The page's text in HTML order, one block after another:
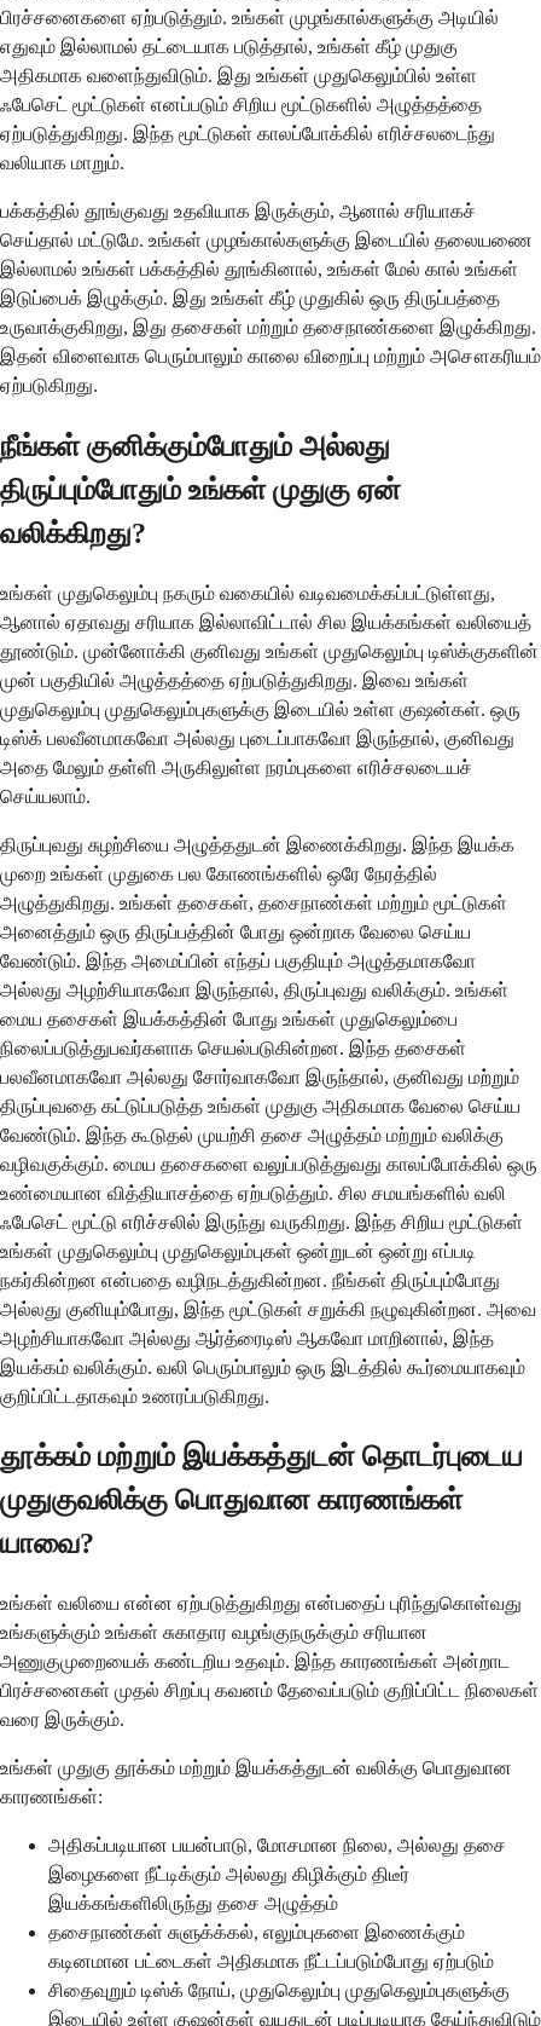
பிரச்சனைகளை ஏற்படுத்தும். உங்கள் முழங்கால்களுக்கு அடியில்
எதுவும் இல்லாமல் தட்டையாக படுத்தால், உங்கள் கீழ் முதுகு
அதிகமாக வளைந்துவிடும். இது உங்கள் முதுகெலும்பில் உள்ள
ஃபேசெட் மூட்டுகள் எனப்படும் சிறிய மூட்டுகளில் அழுத்தத்தை
ஏற்படுத்துகிறது. இந்த மூட்டுகள் காலப்போக்கில் எரிச்சலடைந்து
வலியாக மாறும்.
பக்கத்தில் தூங்குவது உதவியாக இருக்கும், ஆனால் சரியாகச்
செய்தால் மட்டுமே. உங்கள் முழங்கால்களுக்கு இடையில் தலையணை
இல்லாமல் உங்கள் பக்கத்தில் தூங்கினால், உங்கள் மேல் கால் உங்கள்
இடுப்பைக் இழுக்கும். இது உங்கள் கீழ் முதுகில் ஒரு திருப்பத்தை
உருவாக்குகிறது, இது தசைகள் மற்றும் தசைநாண்களை இழுக்கிறது.
இதன் விளைவாக பெரும்பாலும் காலை விறைப்பு மற்றும் அசௌகரியம்
ஏற்படுகிறது.
நீங்கள் குனிக்கும்போதும் அல்லது
திருப்பும்போதும் உங்கள் முதுகு ஏன்
வலிக்கிறது?
உங்கள் முதுகெலும்பு நகரும் வகையில் வடிவமைக்கப்பட்டுள்ளது,
ஆனால் ஏதாவது சரியாக இல்லாவிட்டால் சில இயக்கங்கள் வலியைத்
தூண்டும். முன்னோக்கி குனிவது உங்கள் முதுகெலும்பு டிஸ்க்குகளின்
முன் பகுதியில் அழுத்தத்தை ஏற்படுத்துகிறது. இவை உங்கள்
முதுகெலும்பு முதுகெலும்புகளுக்கு இடையில் உள்ள குஷன்கள். ஒரு
டிஸ்க் பலவீனமாகவோ அல்லது புடைப்பாகவோ இருந்தால், குனிவது
அதை மேலும் தள்ளி அருகிலுள்ள நரம்புகளை எரிச்சலடையச்
செய்யலாம்.
திருப்புவது சுழற்சியை அழுத்ததுடன் இணைக்கிறது. இந்த இயக்க
முறை உங்கள் முதுகை பல கோணங்களில் ஒரே நேரத்தில்
அழுத்துகிறது. உங்கள் தசைகள், தசைநாண்கள் மற்றும் மூட்டுகள்
அனைத்தும் ஒரு திருப்பத்தின் போது ஒன்றாக வேலை செய்ய
வேண்டும். இந்த அமைப்பின் எந்தப் பகுதியும் அழுத்தமாகவோ
அல்லது அழற்சியாகவோ இருந்தால், திருப்புவது வலிக்கும். உங்கள்
மைய தசைகள் இயக்கத்தின் போது உங்கள் முதுகெலும்பை
நிலைப்படுத்துபவர்களாக செயல்படுகின்றன. இந்த தசைகள்
பலவீனமாகவோ அல்லது சோர்வாகவோ இருந்தால், குனிவது மற்றும்
திருப்புவதை கட்டுப்படுத்த உங்கள் முதுகு அதிகமாக வேலை செய்ய
வேண்டும். இந்த கூடுதல் முயற்சி தசை அழுத்தம் மற்றும் வலிக்கு
வழிவகுக்கும். மைய தசைகளை வலுப்படுத்துவது காலப்போக்கில் ஒரு
உண்மையான வித்தியாசத்தை ஏற்படுத்தும். சில சமயங்களில் வலி
ஃபேசெட் மூட்டு எரிச்சலில் இருந்து வருகிறது. இந்த சிறிய மூட்டுகள்
உங்கள் முதுகெலும்பு முதுகெலும்புகள் ஒன்றுடன் ஒன்று எப்படி
நகர்கின்றன என்பதை வழிநடத்துகின்றன. நீங்கள் திருப்பும்போது
அல்லது குனியும்போது, ​​இந்த மூட்டுகள் சறுக்கி நழுவுகின்றன. அவை
அழற்சியாகவோ அல்லது ஆர்த்ரைடிஸ் ஆகவோ மாறினால், இந்த
இயக்கம் வலிக்கும். வலி பெரும்பாலும் ஒரு இடத்தில் கூர்மையாகவும்
குறிப்பிட்டதாகவும் உணரப்படுகிறது.
தூக்கம் மற்றும் இயக்கத்துடன் தொடர்புடைய
முதுகுவலிக்கு பொதுவான காரணங்கள்
யாவை?
உங்கள் வலியை என்ன ஏற்படுத்துகிறது என்பதைப் புரிந்துகொள்வது
உங்களுக்கும் உங்கள் சுகாதார வழங்குநருக்கும் சரியான
அணுகுமுறையைக் கண்டறிய உதவும். இந்த காரணங்கள் அன்றாட
பிரச்சனைகள் முதல் சிறப்பு கவனம் தேவைப்படும் குறிப்பிட்ட நிலைகள்
வரை இருக்கும்.
உங்கள் முதுகு தூக்கம் மற்றும் இயக்கத்துடன் வலிக்கு பொதுவான
காரணங்கள்:
அதிகப்படியான பயன்பாடு, மோசமான நிலை, அல்லது தசை
இழைகளை நீட்டிக்கும் அல்லது கிழிக்கும் திடீர்
இயக்கங்களிலிருந்து தசை அழுத்தம்
தசைநாண்கள் சுளுக்க்கல், எலும்புகளை இணைக்கும்
கடினமான பட்டைகள் அதிகமாக நீட்டப்படும்போது ஏற்படும்
சிதைவுறும் டிஸ்க் நோய், முதுகெலும்பு முதுகெலும்புகளுக்கு
இடையில் உள்ள குஷன்கள் வயதுடன் படிப்படியாக தேய்ந்துவிடும்